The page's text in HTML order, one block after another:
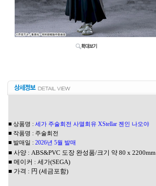
■ 상품명 : 세가 주술회전 사멸회유 XStellar 젠인 나오야
■ 작품명 : 주술회전
■ 발매일 : 2026년 5월 발매
■ 사양 : ABS&PVC 도장 완성품/크기 약 80 x 2200mm
■ 메이커 : 세가(SEGA)
■ 가격 : 円 (세금포함)